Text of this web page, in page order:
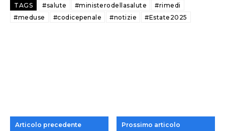
TAGS #salute #ministerodellasalute
#rimedi
#meduse
#codicepenale #notizie #Estate2025
Articolo precedente Prossimo articolo